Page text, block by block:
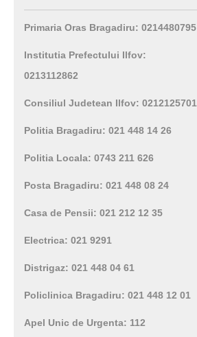
Primaria Oras Bragadiru: 0214480795
Institutia Prefectului Ilfov:
0213112862
Consiliul Judetean Ilfov: 0212125701
Politia Bragadiru: 021 448 14 26
Politia Locala: 0743 211 626
Posta Bragadiru: 021 448 08 24
Casa de Pensii: 021 212 12 35
Electrica: 021 9291
Distrigaz: 021 448 04 61
Policlinica Bragadiru: 021 448 12 01
Apel Unic de Urgenta: 112